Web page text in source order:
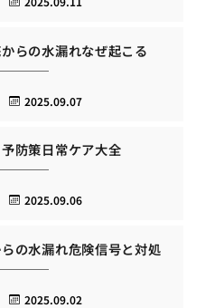
らの水漏れなぜ起こる
2025.09.07
防策日常ケア大全
2025.09.06
の水漏れ危険信号と対処
2025.09.02